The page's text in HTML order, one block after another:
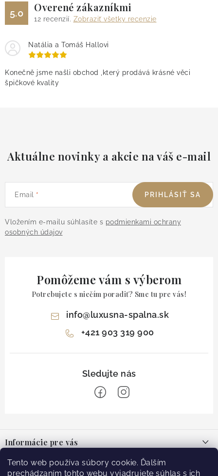
Tento web používa súbory cookie. Ďalším
prechádzaním tohto webu vyjadrujete súhlas s ich
5.0 Overené zákazníkmi
12 recenzií. Zobraziť všetky recenzie
Natália a Tomáš Hallovi
Konečně jsme našli obchod ,který prodává krásné věci
špičkové kvality
Aktuálne novinky a akcie na váš e-mail
Email
Vložením e-mailu súhlasíte s podmienkami ochrany
osobných údajov
PRIHLÁSIŤ SA
Pomôžeme vám s výberom
Potrebujete s niečím poradiť? Sme tu pre vás!
info@luxusna-spalna.sk
+421 903 319 900
pInformácie pre vás
O nás
Facebook